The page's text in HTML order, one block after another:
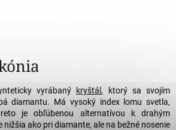
vyrábaný kryštál , ktorý sa svojím
diamantu. Má vysoký index lomu svetla,
je obľúbenou alternatívou k drahým
nižšia ako pri diamante, ale na bežné nosenie